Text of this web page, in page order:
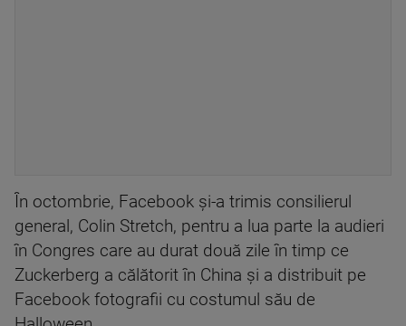
În octombrie, Facebook şi-a trimis consilierul
general, Colin Stretch, pentru a lua parte la audieri
în Congres care au durat două zile în timp ce
Zuckerberg a călătorit în China şi a distribuit pe
Facebook fotografii cu costumul său de